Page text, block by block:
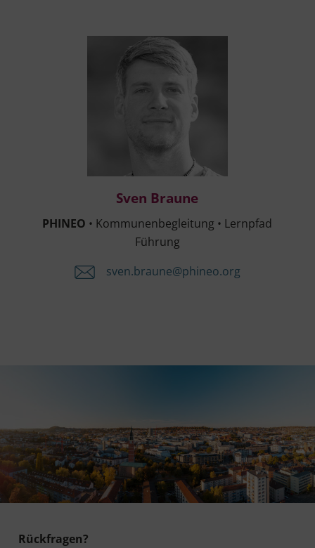
Sven Brau­ne
PHINEO • Kom­mu­nen­be­glei­tung • Lern­pfad
Führung
sven.​braune@​phineo.​org
Rückfragen?